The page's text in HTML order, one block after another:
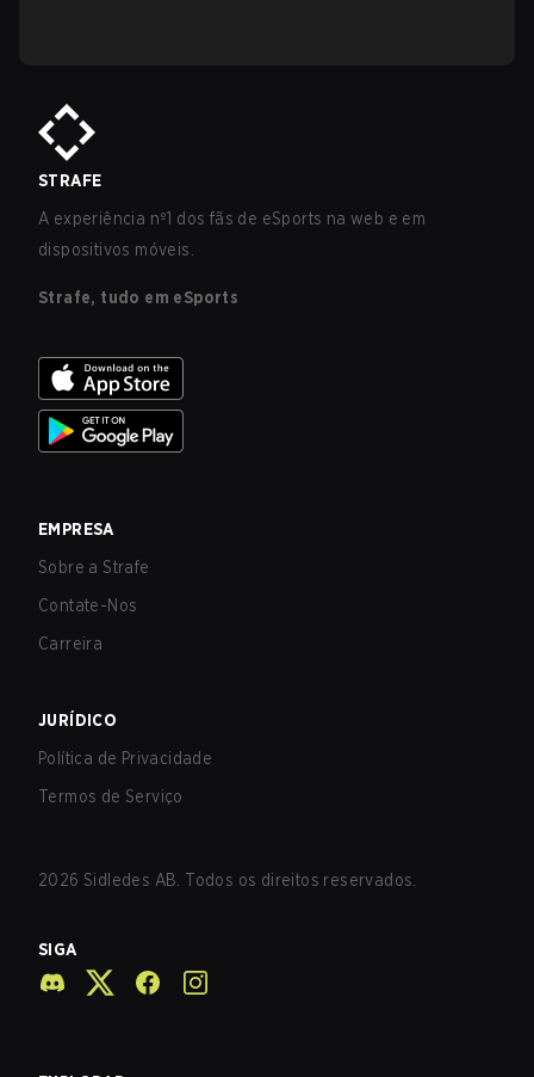
STRAFE
A experiência nº1 dos fãs de eSports na web e em
dispositivos móveis.
Strafe, tudo em eSports
EMPRESA
Sobre a Strafe
Contate-Nos
Carreira
JURÍDICO
Política de Privacidade
Termos de Serviço
2026 Sidledes AB. Todos os direitos reservados.
SIGA